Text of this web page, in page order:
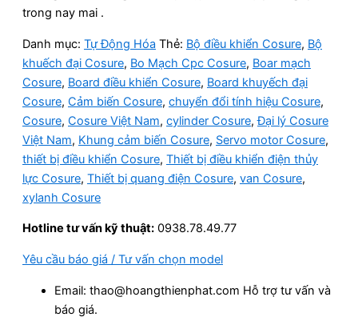
trong nay mai .
Danh mục: Tự Động Hóa Thẻ: Bộ điều khiển Cosure, Bộ
khuếch đại Cosure, Bo Mạch Cpc Cosure, Boar mạch
Cosure, Board điều khiển Cosure, Board khuyếch đại
Cosure, Cảm biến Cosure, chuyển đổi tính hiệu Cosure,
Cosure, Cosure Việt Nam, cylinder Cosure,Đại lý Cosure
Việt Nam, Khung cảm biến Cosure, Servo motor Cosure,
thiết bị điều khiển Cosure, Thiết bị điều khiển điện thủy
lực Cosure, Thiết bị quang điện Cosure, van Cosure,
xylanh Cosure
Hotline tư vấn kỹ thuật: 0938.78.49.77
Yêu cầu báo giá / Tư vấn chọn model
Email: thao@hoangthienphat.com Hỗ trợ tư vấn và
báo giá.